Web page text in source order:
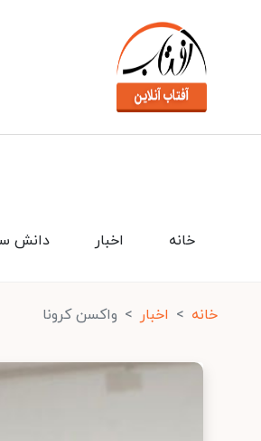
دانش اخبار خانه
خانه اخبار واکسن کرونا